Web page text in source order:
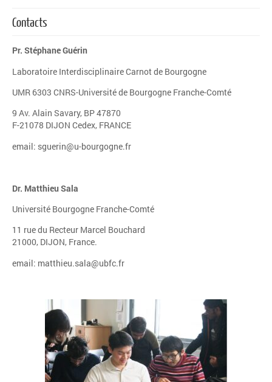
Contacts
Pr. Stéphane Guérin
Laboratoire Interdisciplinaire Carnot de Bourgogne
UMR 6303 CNRS-Université de Bourgogne Franche-Comté
9 Av. Alain Savary, BP 47870
F-21078 DIJON Cedex, FRANCE
email: sguerin@u-bourgogne.fr
Dr. Matthieu Sala
Université Bourgogne Franche-Comté
11 rue du Recteur Marcel Bouchard
21000, DIJON, France.
email: matthieu.sala@ubfc.fr